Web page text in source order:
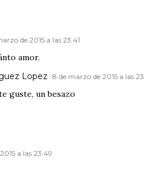
de 2015 a las 23:41
amor.
Lopez 8 de marzo de 2015 a las
guste, un besazo
a las 23:49